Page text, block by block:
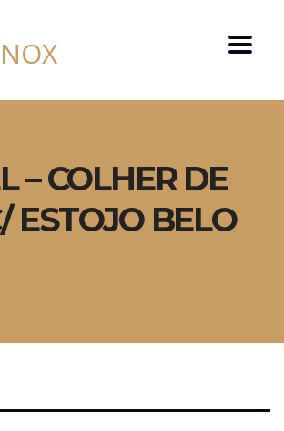
– COLHER DE
ESTOJO BELO